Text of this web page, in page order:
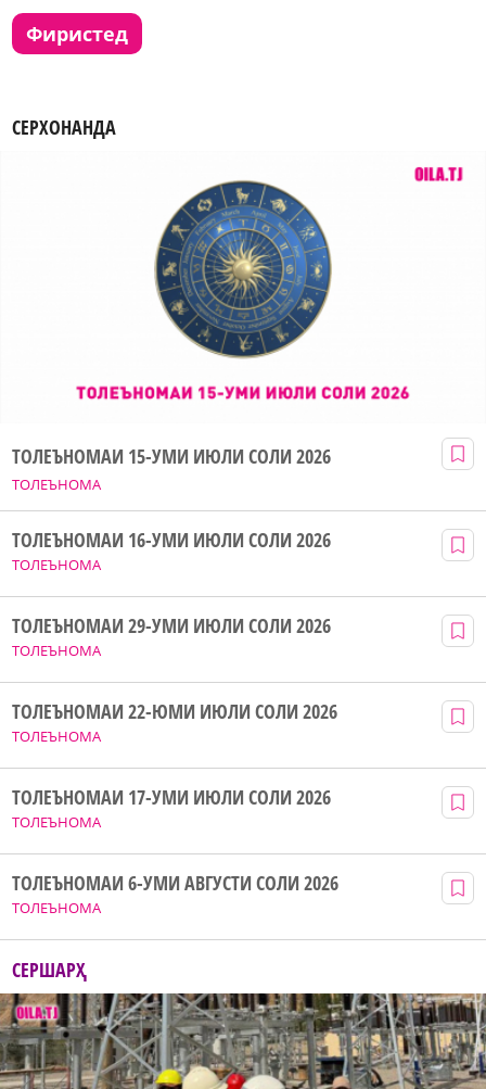
фиристед
СЕРХОНАНДА
ТОЛЕЪНОМА
ТОЛЕЪНОМАИ 15-УМИ ИЮЛИ СОЛИ 2026
ТОЛЕЪНОМА
ТОЛЕЪНОМАИ 16-УМИ ИЮЛИ СОЛИ 2026
ТОЛЕЪНОМА
ТОЛЕЪНОМАИ 29-УМИ ИЮЛИ СОЛИ 2026
ТОЛЕЪНОМА
ТОЛЕЪНОМАИ 22-ЮМИ ИЮЛИ СОЛИ 2026
ТОЛЕЪНОМА
ТОЛЕЪНОМАИ 17-УМИ ИЮЛИ СОЛИ 2026
ТОЛЕЪНОМА
ТОЛЕЪНОМАИ 6-УМИ АВГУСТИ СОЛИ 2026
СЕРШАРҲ